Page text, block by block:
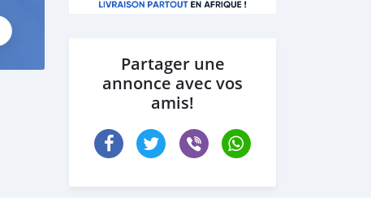
Partager une
annonce avec vos
amis!